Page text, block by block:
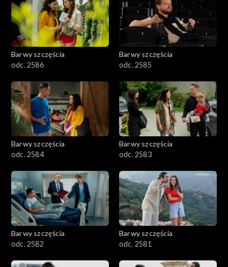
782–800
Barwy szczęścia
odc. 2586
Barwy szczęścia
odc. 2585
Barwy szczęścia
odc. 2584
Barwy szczęścia
odc. 2583
Barwy szczęścia
odc. 2582
Barwy szczęścia
odc. 2581